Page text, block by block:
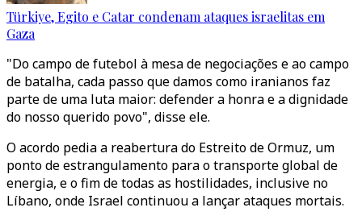
Türkiye, Egito e Catar condenam ataques israelitas em
Gaza
"Do campo de futebol à mesa de negociações e ao campo
de batalha, cada passo que damos como iranianos faz
parte de uma luta maior: defender a honra e a dignidade
do nosso querido povo", disse ele.
O acordo pedia a reabertura do Estreito de Ormuz, um
ponto de estrangulamento para o transporte global de
energia, e o fim de todas as hostilidades, inclusive no
Líbano, onde Israel continuou a lançar ataques mortais.